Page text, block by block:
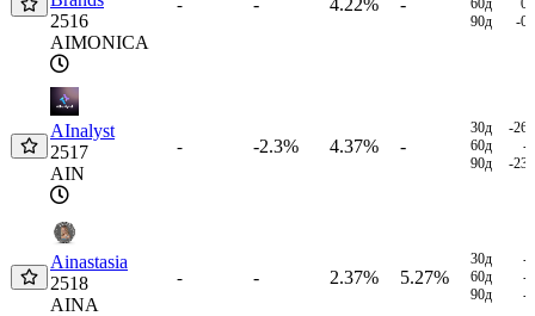
2516
AIMONICA
-
60д
90д
-
AInalyst
2517
AIN
- -2.3% 4.37% -
30д
-
60д
-
90д
-
Ainastasia
2518
AINA
- - 2.37% 5.27%
30д
-
60д
-
90д
-